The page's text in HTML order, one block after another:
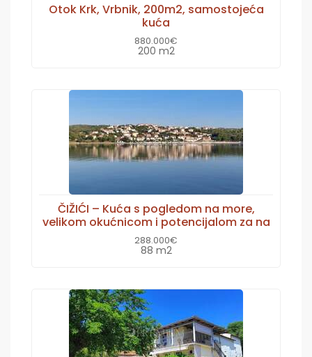
Otok Krk, Vrbnik, 200m2, samostojeća
kuća
880.000€
200 m2
ČIŽIĆI – Kuća s pogledom na more,
velikom okućnicom i potencijalom za na
288.000€
88 m2